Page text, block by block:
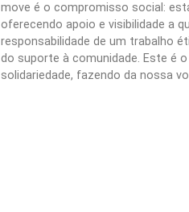
move é o compromisso social:
oferecendo apoio e visibilidade a
responsabilidade de um trabalho
do suporte à comunidade. Este é
solidariedade, fazendo da nossa